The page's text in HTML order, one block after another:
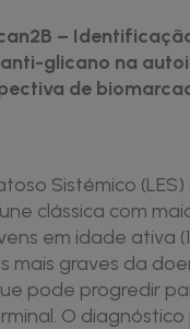
–
glicano na
de
Sistémico
clássica com
em idade ativa
mais graves da
pode progredir
O